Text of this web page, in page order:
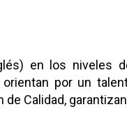
en los niveles
por un
Calidad,